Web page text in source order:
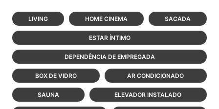
LIVING HOME CINEMA SACADA
ESTAR ÍNTIMO
DEPENDÊNCIA DE EMPREGADA
BOX DE VIDRO AR CONDICIONADO
SAUNA ELEVADOR INSTALADO